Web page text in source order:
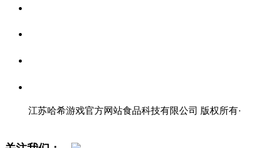
江苏哈希游戏官方网站食品科技有限公司 版权所有·